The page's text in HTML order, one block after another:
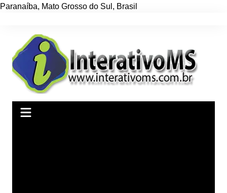
Paranaíba, Mato Grosso do Sul , Brasil
conteúdo